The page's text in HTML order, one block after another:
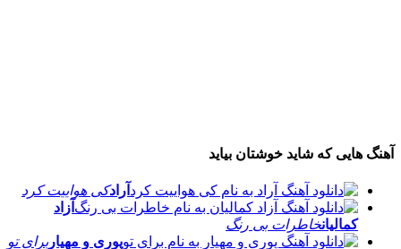
آهنگ هایی که شاید خوشتان بیاید
آرادکی هواییت کرد
آزاد
کمالیانخاطرات بی رنگ
پوری و مهیاربرای تو